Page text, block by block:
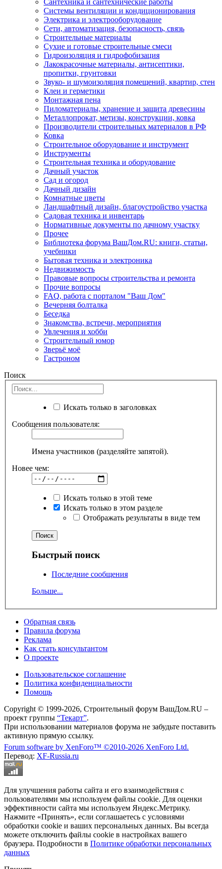
Сантехника и сантехнические работы
Системы вентиляции и кондиционирования
Электрика и электрооборудование
Сети, автоматизация, безопасность, связь
Строительные материалы
Сухие и готовые строительные смеси
Гидроизоляция и гидрофобизация
Лакокрасочные материалы, антисептики,
пропитки, грунтовки
Звуко- и шумоизоляция помещений, квартир, стен
Клеи и герметики
Монтажная пена
Пиломатериалы, хранение и защита древесины
Металлопрокат, метизы, конструкции, ковка
Производители строительных материалов в РФ
Ковка
Строительное оборудование и инструмент
Инструменты
Строительная техника и оборудование
Дачный участок
Сад и огород
Дачный дизайн
Комнатные цветы
Ландшафтный дизайн, благоустройство участка
Садовая техника и инвентарь
Нормативные документы по дачному участку
Прочее
Библиотека форума ВашДом.RU: книги, статьи,
учебники
Бытовая техника и электроника
Недвижимость
Правовые вопросы строительства и ремонта
Прочие вопросы
FAQ, работа с порталом "Ваш Дом"
Вечерняя болталка
Беседка
Знакомства, встречи, мероприятия
Увлечения и хобби
Строительный юмор
Зверьё моё
Гастроном
Поиск
Искать только в заголовках
Сообщения пользователя:
Имена участников (разделяйте запятой).
Новее чем:
Искать только в этой теме
Искать только в этом разделе
Отображать результаты в виде тем
Быстрый поиск
Последние сообщения
Больше...
Обратная связь
Правила форума
Реклама
Как стать консультантом
О проекте
Пользовательское соглашение
Политика конфиденциальности
Помощь
Copyright © 1999-2026, Строительный форум ВашДом.RU –
проект группы “Текарт”.
При использовании материалов форума не забудьте поставить
активную прямую ссылку.
Forum software by XenForo™ ©2010-2026 XenForo Ltd.
Перевод: XF-Russia.ru
Для улучшения работы сайта и его взаимодействия с
пользователями мы используем файлы cookie. Для оценки
эффективности сайта мы используем Яндекс.Метрику.
Нажмите «Принять», если соглашаетесь с условиями
обработки cookie и ваших персональных данных. Вы всегда
можете отключить файлы cookie в настройках вашего
браузера. Подробности в Политике обработки персональных
данных